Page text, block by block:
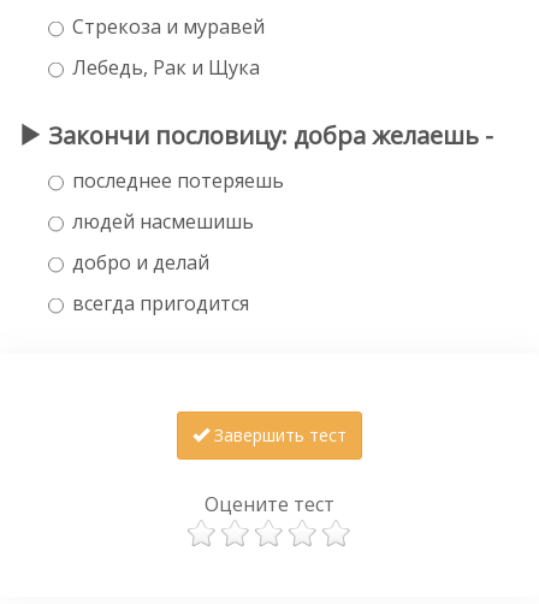
Стрекоза и муравей
Лебедь, Рак и Щука
Закончи пословицу: добра желаешь -
последнее потеряешь
людей насмешишь
добро и делай
всегда пригодится
Завершить тест
Оцените тест